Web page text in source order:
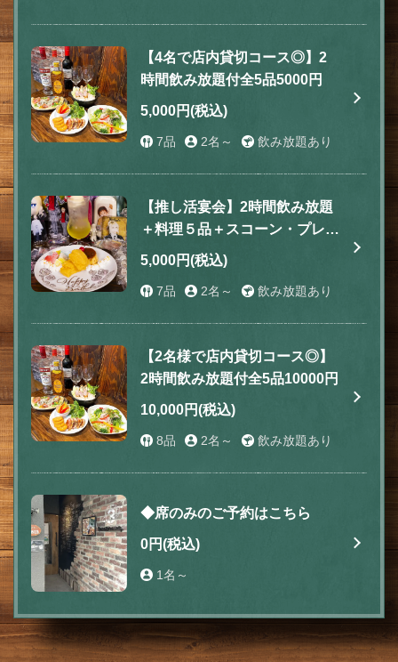
【4名で店内貸切コース◎】2
時間飲み放題付全5品5000円
5,000円(税込)
7品 2名～ 飲み放題あり
【推し活宴会】2時間飲み放題
＋料理５品＋スコーン・プレー
ト5000円※4名様以上で店内貸
5,000円(税込)
7品 2名～ 飲み放題あり
【2名様で店内貸切コース◎】
2時間飲み放題付全5品10000円
10,000円(税込)
8品 2名～ 飲み放題あり
◆席のみのご予約はこちら
0円(税込)
1名～
この店舗情報をシェアする
コース | Three Point Cafe -ROPPONGI-
東京都港区六本木７-20-14 ニュー六本木マンション 1F
お店情報をコピー
閉じる